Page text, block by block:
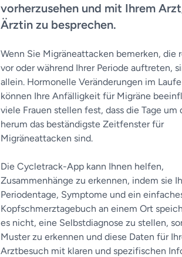
vorherzusehen und mit Ihrem
Ärztin zu besprechen.
Wenn Sie Migräneattacken bemerken, die
vor oder während Ihrer Periode auftreten,
allein. Hormonelle Veränderungen im
können Ihre Anfälligkeit für Migräne
viele Frauen stellen fest, dass die Tage um
herum das beständigste Zeitfenster für
Migräneattacken sind.
Die Cycletrack-App kann Ihnen helfen,
Zusammenhänge zu erkennen, indem sie
Periodentage, Symptome und ein
Kopfschmerztagebuch an einem Ort
es nicht, eine Selbstdiagnose zu stellen,
Muster zu erkennen und diese Daten für
Arztbesuch mit klaren und spezifischen